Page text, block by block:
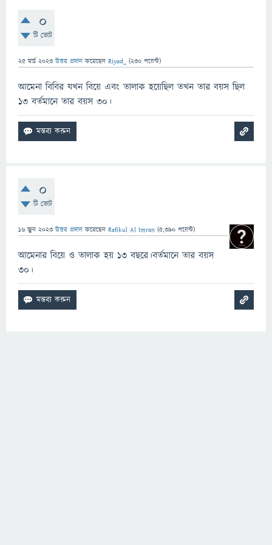
0
টি ভোট
25 মার্চ 2023 উত্তর প্রদান করেছেন Riyad_ (230 পয়েন্ট)
আমেনা বিবির যখন বিয়ে এবং তালাক হয়েছিল তখন তার বয়স ছিল
১৩ বর্তমানে তার বয়স ৩০।
0
টি ভোট
16 জুন 2023 উত্তর প্রদান করেছেন Rafikul Al Imran (5,390 পয়েন্ট)
আমেনার বিয়ে ও তালাক হয় 13 বছরে।বর্তমানে তার বয়স
30।